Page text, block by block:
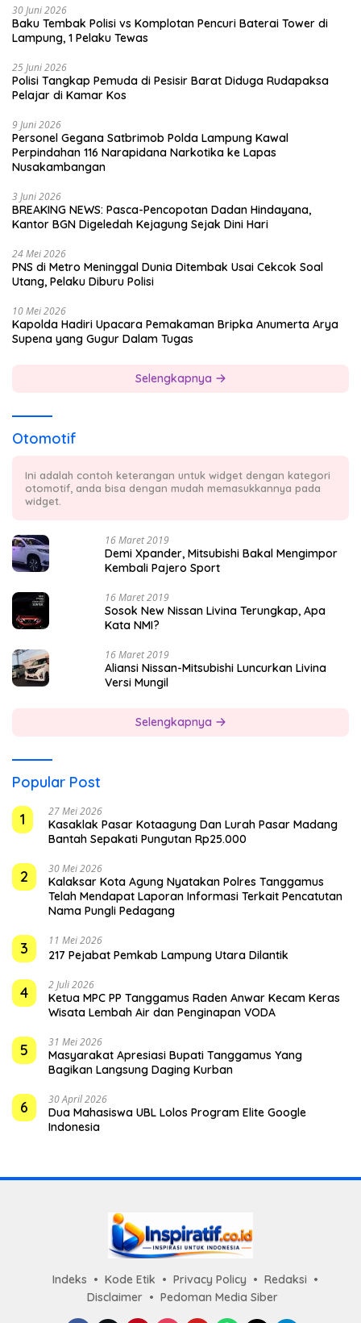
30 Juni 2026
Baku Tembak Polisi vs Komplotan Pencuri Baterai Tower di
Lampung, 1 Pelaku Tewas
25 Juni 2026
Polisi Tangkap Pemuda di Pesisir Barat Diduga Rudapaksa
Pelajar di Kamar Kos
9 Juni 2026
Personel Gegana Satbrimob Polda Lampung Kawal
Perpindahan 116 Narapidana Narkotika ke Lapas
Nusakambangan
3 Juni 2026
BREAKING NEWS: Pasca-Pencopotan Dadan Hindayana,
Kantor BGN Digeledah Kejagung Sejak Dini Hari
24 Mei 2026
PNS di Metro Meninggal Dunia Ditembak Usai Cekcok Soal
Utang, Pelaku Diburu Polisi
10 Mei 2026
Kapolda Hadiri Upacara Pemakaman Bripka Anumerta Arya
Supena yang Gugur Dalam Tugas
Selengkapnya
Otomotif
Ini adalah contoh keterangan untuk widget dengan kategori
otomotif, anda bisa dengan mudah memasukkannya pada
widget.
16 Maret 2019
Demi Xpander, Mitsubishi Bakal Mengimpor
Kembali Pajero Sport
16 Maret 2019
Sosok New Nissan Livina Terungkap, Apa
Kata NMI?
16 Maret 2019
Aliansi Nissan-Mitsubishi Luncurkan Livina
Versi Mungil
Selengkapnya
Popular Post
1
27 Mei 2026
Kasaklak Pasar Kotaagung Dan Lurah Pasar Madang
Bantah Sepakati Pungutan Rp25.000
2 30 Mei 2026
Kalaksar Kota Agung Nyatakan Polres Tanggamus
Telah Mendapat Laporan Informasi Terkait Pencatutan
Nama Pungli Pedagang
3 11 Mei 2026
217 Pejabat Pemkab Lampung Utara Dilantik
4 2 Juli 2026
Ketua MPC PP Tanggamus Raden Anwar Kecam Keras
Wisata Lembah Air dan Penginapan VODA
5 31 Mei 2026
Masyarakat Apresiasi Bupati Tanggamus Yang
Bagikan Langsung Daging Kurban
6 30 April 2026
Dua Mahasiswa UBL Lolos Program Elite Google
Indonesia
Indeks Kode Etik Privacy Policy
Redaksi
Disclaimer
Pedoman Media Siber